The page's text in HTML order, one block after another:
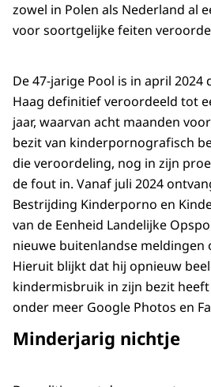
zowel in Polen als Nederland al
voor soortgelijke feiten
De 47-jarige Pool is in april
Haag definitief veroordeeld tot
jaar, waarvan acht maanden
bezit van kinderpornografisch
die veroordeling, nog in zijn
de fout in. Vanaf juli 2024
Bestrijding Kinderporno en
van de Eenheid Landelijke
nieuwe buitenlandse meldingen
Hieruit blijkt dat hij opnieuw
kindermisbruik in zijn bezit
onder meer Google Photos en
Minderjarig nichtje